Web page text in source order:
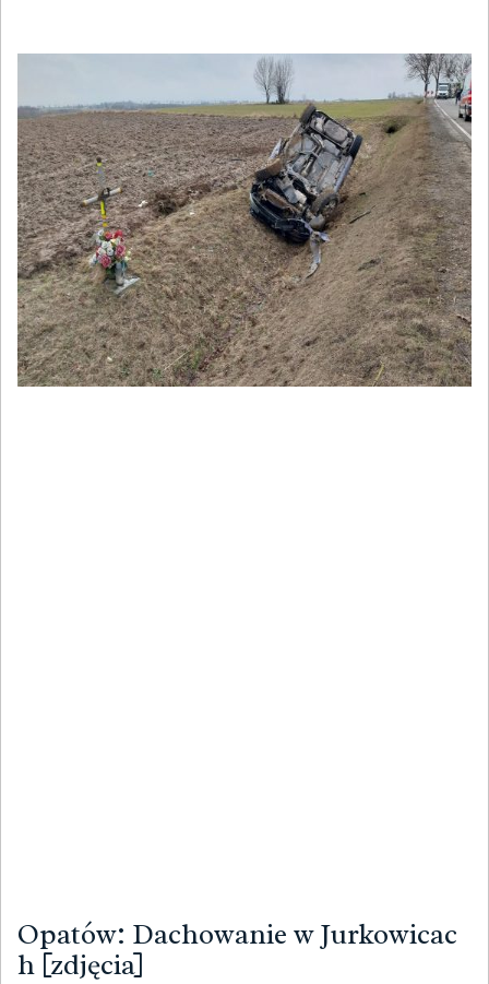
Opatów: Dachowanie w Jurkowicac
h [zdjęcia]